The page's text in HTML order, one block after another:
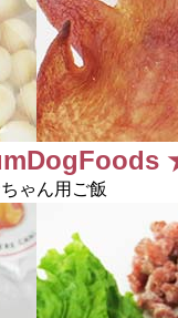
ゃん用ご飯